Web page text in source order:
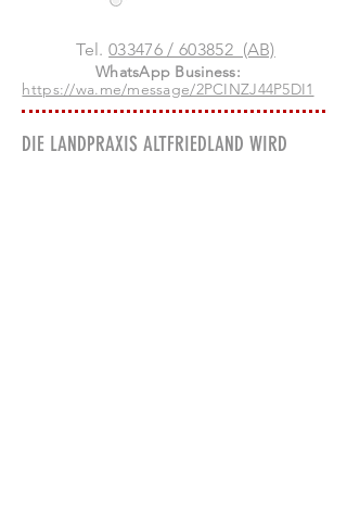
Tel.033476 / 603852 (AB)
WhatsApp Business:
https://wa.me/message/2PCINZJ44P5DI1
DIE LANDPRAXIS ALTFRIEDLAND WIRD